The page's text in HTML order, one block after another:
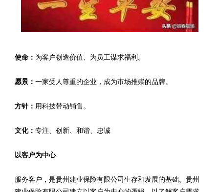
使命： 为客户创造价值、为员工谋求福利。
愿景： 一家受人尊重的企业，成为市场推崇的品牌。
方针： 用科技带动销售。
文化： 专注、创新、和谐、忠诚
以客户为中心
服务客户，是贵州建业保险有限公司生存和发展的基础。贵州